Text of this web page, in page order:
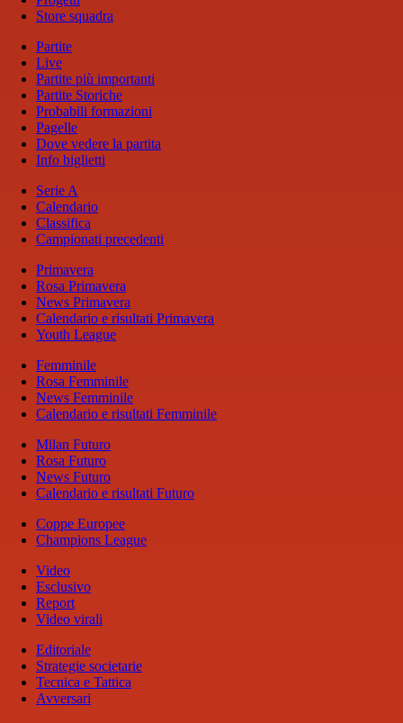
Store squadra
Partite
Live
Partite più importanti
Partite Storiche
Probabili formazioni
Pagelle
Dove vedere la partita
Info biglietti
Serie A
Calendario
Classifica
Campionati precedenti
Primavera
Rosa Primavera
News Primavera
Calendario e risultati Primavera
Youth League
Femminile
Rosa Femminile
News Femminile
Calendario e risultati Femminile
Milan Futuro
Rosa Futuro
News Futuro
Calendario e risultati Futuro
Coppe Europee
Champions League
Video
Esclusivo
Report
Video virali
Editoriale
Strategie societarie
Tecnica e Tattica
Avversari